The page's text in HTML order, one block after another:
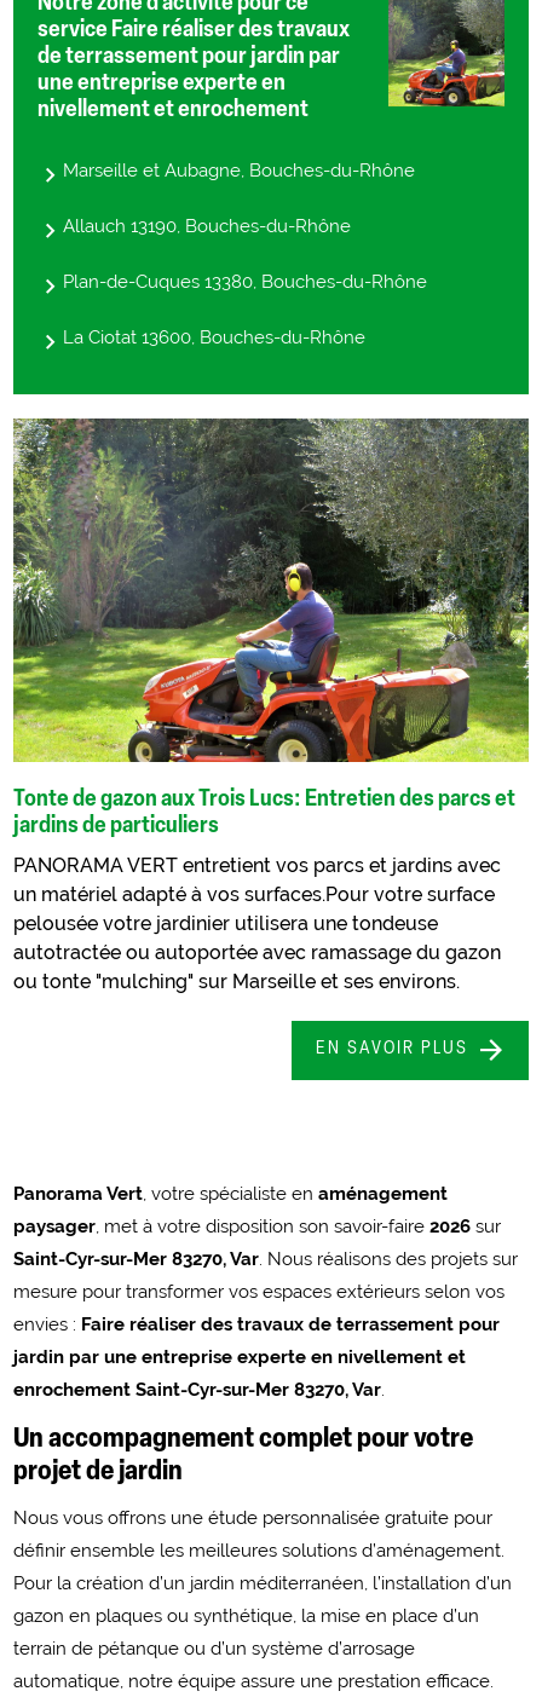
service Faire réaliser des travaux
de terrassement pour jardin par
une entreprise experte en
nivellement et enrochement
Marseille et Aubagne, Bouches-du-Rhône
Allauch 13190, Bouches-du-Rhône
Plan-de-Cuques 13380, Bouches-du-Rhône
La Ciotat 13600, Bouches-du-Rhône
Tonte de gazon aux Trois Lucs: Entretien des parcs et
jardins de particuliers
PANORAMA VERT entretient vos parcs et jardins avec
un matériel adapté à vos surfaces.Pour votre surface
pelousée votre jardinier utilisera une tondeuse
autotractée ou autoportée avec ramassage du gazon
ou tonte "mulching" sur Marseille et ses environs.
EN SAVOIR PLUS
Panorama Vert , votre spécialiste enaménagement
paysager , met à votre disposition son savoir-faire2026 sur
Saint-Cyr-sur-Mer 83270, Var . Nous réalisons des projets sur
mesure pour transformer vos espaces extérieurs selon vos
envies : Faire réaliser des travaux de terrassement pour
jardin par une entreprise experte en nivellement et
enrochement Saint-Cyr-sur-Mer 83270, Var
Un accompagnement complet pour votre
projet de jardin
Nous vous offrons une étude personnalisée gratuite pour
définir ensemble les meilleures solutions d’aménagement.
Pour la création d’un jardin méditerranéen, l’installation d’un
gazon en plaques ou synthétique, la mise en place d’un
terrain de pétanque ou d’un système d’arrosage
automatique, notre équipe assure une prestation efficace.